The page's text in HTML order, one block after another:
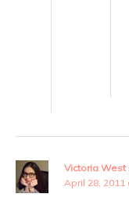
Victoria West
April 28, 2011